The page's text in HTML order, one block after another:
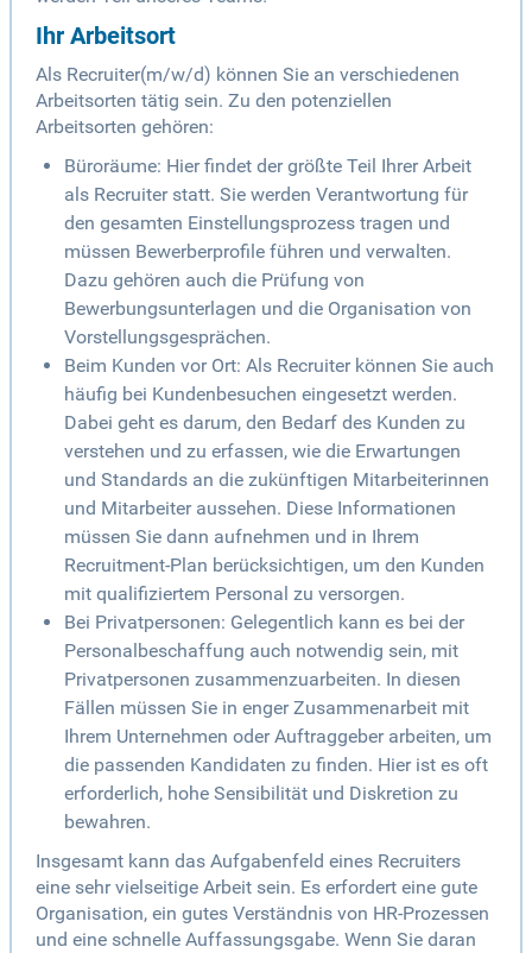
Ihr Arbeitsort
Als Recruiter(m/w/d) können Sie an verschiedenen
Arbeitsorten tätig sein. Zu den potenziellen
Arbeitsorten gehören:
Büroräume: Hier findet der größte Teil Ihrer Arbeit
als Recruiter statt. Sie werden Verantwortung für
den gesamten Einstellungsprozess tragen und
müssen Bewerberprofile führen und verwalten.
Dazu gehören auch die Prüfung von
Bewerbungsunterlagen und die Organisation von
Vorstellungsgesprächen.
Beim Kunden vor Ort: Als Recruiter können Sie auch
häufig bei Kundenbesuchen eingesetzt werden.
Dabei geht es darum, den Bedarf des Kunden zu
verstehen und zu erfassen, wie die Erwartungen
und Standards an die zukünftigen Mitarbeiterinnen
und Mitarbeiter aussehen. Diese Informationen
müssen Sie dann aufnehmen und in Ihrem
Recruitment-Plan berücksichtigen, um den Kunden
mit qualifiziertem Personal zu versorgen.
Bei Privatpersonen: Gelegentlich kann es bei der
Personalbeschaffung auch notwendig sein, mit
Privatpersonen zusammenzuarbeiten. In diesen
Fällen müssen Sie in enger Zusammenarbeit mit
Ihrem Unternehmen oder Auftraggeber arbeiten, um
die passenden Kandidaten zu finden. Hier ist es oft
erforderlich, hohe Sensibilität und Diskretion zu
bewahren.
Insgesamt kann das Aufgabenfeld eines Recruiters
eine sehr vielseitige Arbeit sein. Es erfordert eine gute
Organisation, ein gutes Verständnis von HR-Prozessen
und eine schnelle Auffassungsgabe. Wenn Sie daran